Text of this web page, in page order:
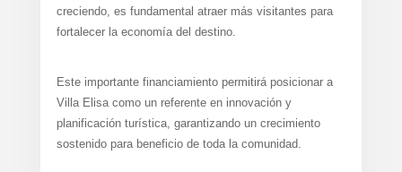
creciendo, es fundamental atraer más visitantes para
fortalecer la economía del destino.
Este importante financiamiento permitirá posicionar a
Villa Elisa como un referente en innovación y
planificación turística, garantizando un crecimiento
sostenido para beneficio de toda la comunidad.